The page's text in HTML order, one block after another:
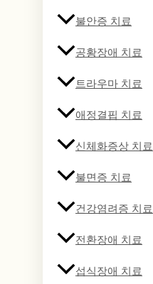
불안증 치료
공황장애 치료
트라우마 치료
애정결핍 치료
신체화증상 치료
불면증 치료
건강염려증 치료
전환장애 치료
섭식장애 치료